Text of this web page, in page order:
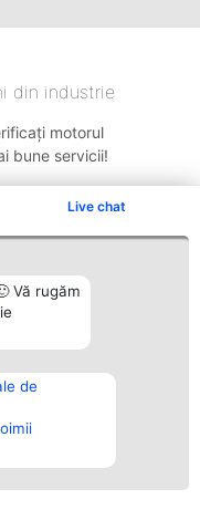
Live chat
Vă rugăm
de
din industrie
motorul
bune servicii!
Contact